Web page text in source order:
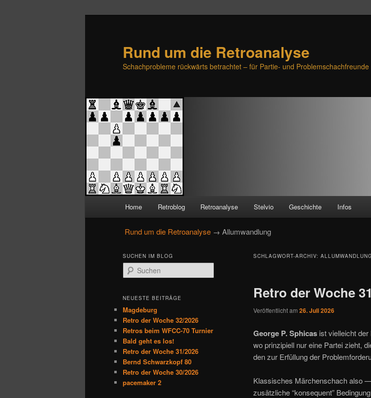
Rund um die Retroanalyse
Schachprobleme rückwärts betrachtet – für Partie- und Problemschachfreunde
Zum
primären
Inhalt
springen
Zum
sekundären
Inhalt
springen
Home Retroblog Retroanalyse Stelvio Geschichte Infos
Rund um die Retroanalyse → Allumwandlung
SCHLAGWORT-ARCHIV: ALLUMWANDLUNG
Retro der Woche
Veröffentlicht am 26. Juli 2026
George P. Sphicas ist vielleicht
wo prinzipiell nur eine Partei zieht,
den zur Erfüllung der
Klassisches Märchenschach also
zusätzliche “konsequent”
SUCHEN IM BLOG
u
h
n
NEUESTE BEITRÄGE
Magdeburg
Retro der Woche 32/2026
Retros beim WFCC-70 Turnier
Bald geht es los!
Retro der Woche 31/2026
Bernd Schwarzkopf 80
Retro der Woche 30/2026
pacemaker 2